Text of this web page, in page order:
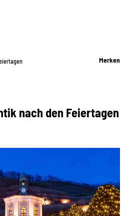
Merken
nach den Feiertagen